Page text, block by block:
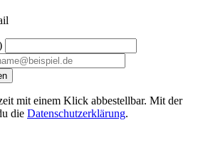
mit einem Klick abbestellbar. Mit der
die Datenschutzerklärung.